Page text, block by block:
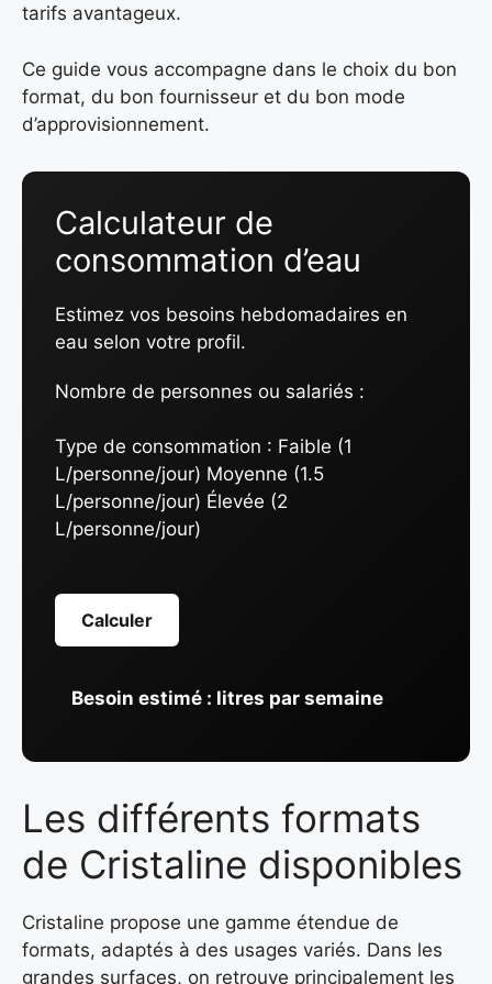
tarifs avantageux.
Ce guide vous accompagne dans le choix du bon
format, du bon fournisseur et du bon mode
d’approvisionnement.
Calculateur de
consommation d’eau
Estimez vos besoins hebdomadaires en
eau selon votre profil.
Nombre de personnes ou salariés :
Type de consommation : Faible (1
L/personne/jour) Moyenne (1.5
L/personne/jour) Élevée (2
L/personne/jour)
Calculer
Besoin estimé : litres par semaine
Les différents formats
de Cristaline disponibles
Cristaline propose une gamme étendue de
formats, adaptés à des usages variés. Dans les
grandes surfaces, on retrouve principalement les